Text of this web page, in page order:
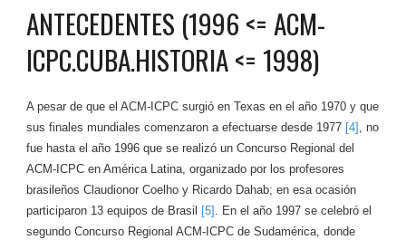
ANTECEDENTES (1996 <= ACM-
ICPC.CUBA.HISTORIA <= 1998)
A pesar de que el ACM-ICPC surgió en Texas en el año 1970 y que
sus finales mundiales comenzaron a efectuarse desde 1977 [4] , no
fue hasta el año 1996 que se realizó un Concurso Regional del
ACM-ICPC en América Latina, organizado por los profesores
brasileños Claudionor Coelho y Ricardo Dahab; en esa ocasión
participaron 13 equipos de Brasil
[5] . En el año 1997 se celebró el
segundo Concurso Regional ACM-ICPC de Sudamérica, donde